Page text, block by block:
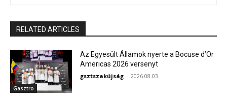
RELATED ARTICLES
Gasztro
Az Egyesült Államok nyerte a Bocuse d’Or
Americas 2026 versenyt
gsztszakújság - 2026.08.03.